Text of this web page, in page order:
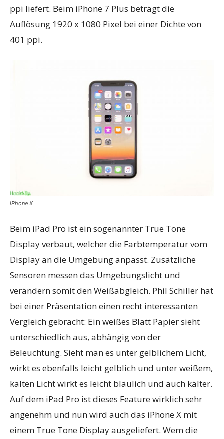
ppi liefert. Beim iPhone 7 Plus beträgt die
Auflösung 1920 x 1080 Pixel bei einer Dichte von
401 ppi.
iPhone X
Beim iPad Pro ist ein sogenannter True Tone
Display verbaut, welcher die Farbtemperatur vom
Display an die Umgebung anpasst. Zusätzliche
Sensoren messen das Umgebungslicht und
verändern somit den Weißabgleich. Phil Schiller hat
bei einer Präsentation einen recht interessanten
Vergleich gebracht: Ein weißes Blatt Papier sieht
unterschiedlich aus, abhängig von der
Beleuchtung. Sieht man es unter gelblichem Licht,
wirkt es ebenfalls leicht gelblich und unter weißem,
kalten Licht wirkt es leicht bläulich und auch kälter.
Auf dem iPad Pro ist dieses Feature wirklich sehr
angenehm und nun wird auch das iPhone X mit
einem True Tone Display ausgeliefert. Wem die